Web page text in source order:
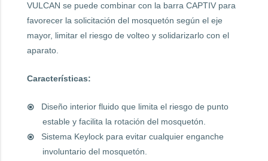
VULCAN se puede combinar con la barra CAPTIV para
favorecer la solicitación del mosquetón según el eje
mayor, limitar el riesgo de volteo y solidarizarlo con el
aparato.
Características:
Diseño interior fluido que limita el riesgo de punto
estable y facilita la rotación del mosquetón.
Sistema Keylock para evitar cualquier enganche
involuntario del mosquetón.